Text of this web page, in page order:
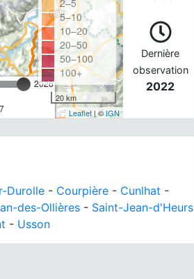
2026
5–10
10–20
20–50
50–100
100+
20 km
Leaflet| ©IGN
Dernière
observation
2022
Durolle - Courpière - Cunlhat -
des-Ollières - Saint-Jean-d'Heurs
- Usson